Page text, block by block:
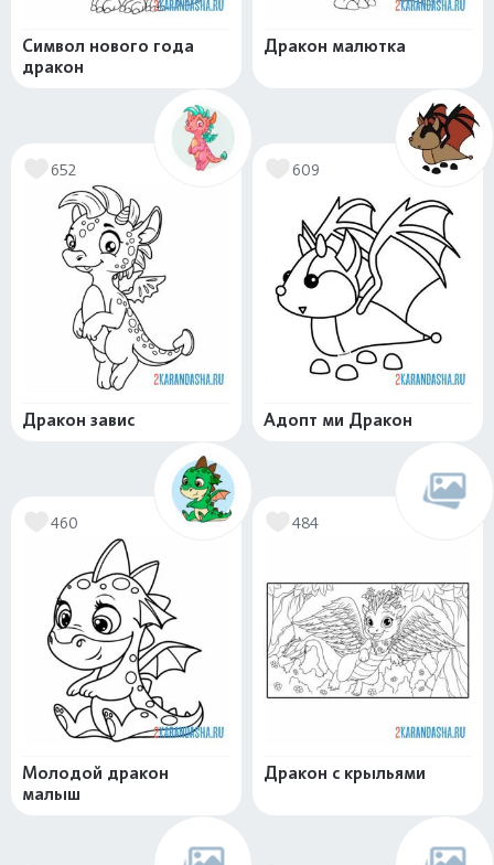
Символ нового года
дракон
Дракон малютка
652
Дракон завис
609
Адопт ми Дракон
460
Молодой дракон
малыш
484
Дракон с крыльями